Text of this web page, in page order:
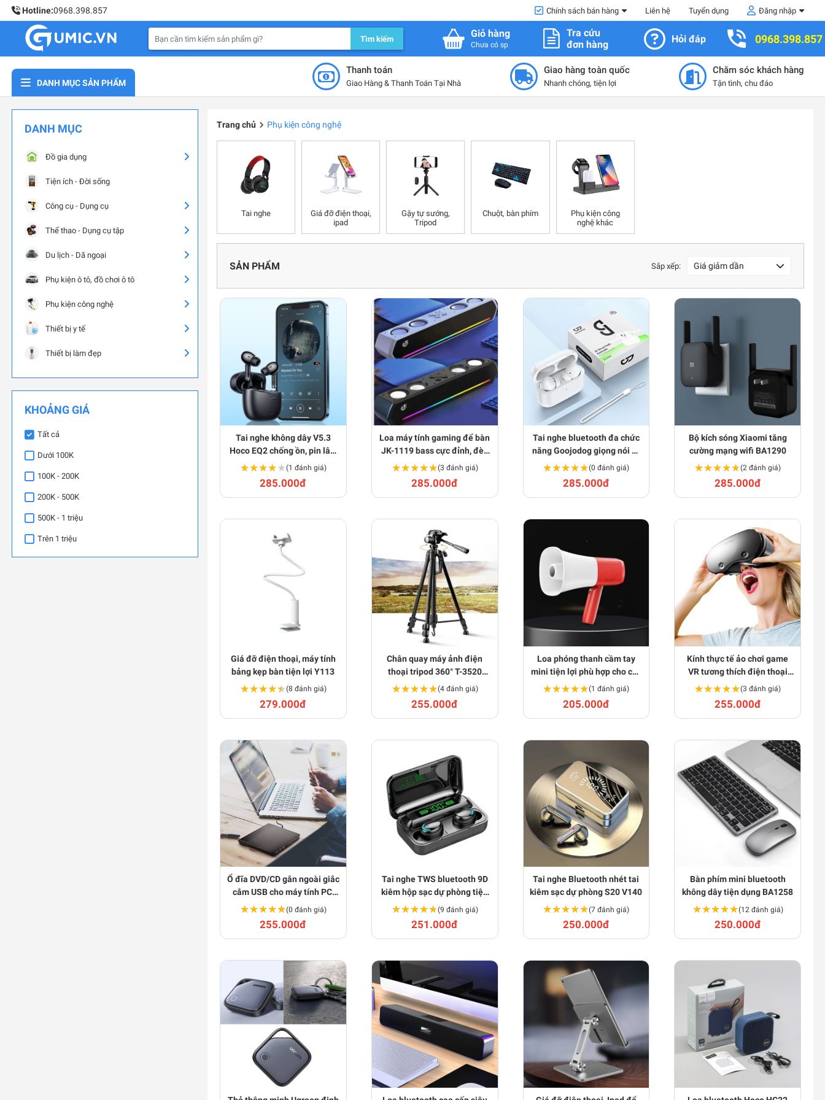
Hotline:0968.398.857 Chính sách bán hàng Liên hệ Tuyển dụng Đăng nhập
Tìm kiếm Giỏ hàng
Chưa có sp
Tra cứu
đơn hàng
Hỏi đáp 0968.398.857
DANH MỤC SẢN PHẨM
Thanh toán
Giao Hàng & Thanh Toán Tại Nhà
Giao hàng toàn quốc
Nhanh chóng, tiện lợi
Chăm sóc khách hàng
Tận tình, chu đáo
DANH MỤC
Đồ gia dụng
Tiện ích - Đời sống
Công cụ - Dụng cụ
Thể thao - Dụng cụ tập
Du lịch - Dã ngoại
Phụ kiện ô tô, đồ chơi ô tô
Phụ kiện công nghệ
Thiết bị y tế
Thiết bị làm đẹp
KHOẢNG GIÁ
Tất cả
Dưới 100K
100K - 200K
200K - 500K
500K - 1 triệu
Trên 1 triệu
Trang chủ Phụ kiện công nghệ
Tai nghe
Giá đỡ điện thoại,
ipad
Gậy tự sướng,
Tripod
Chuột, bàn phím
Phụ kiện công
nghệ khác
SẢN PHẨM Sắp xếp: Giá giảm dần
Tai nghe không dây V5.3
Hoco EQ2 chống ồn, pin lâu,
âm bass mạnh BA1442
★★★★★
★★★★★(1 đánh giá)
285.000đ
Loa máy tính gaming để bàn
JK-1119 bass cực đỉnh, đèn
đổi màu RGB hiện đại
★★★★★
★★★★★(3 đánh giá)
285.000đ
Tai nghe bluetooth đa chức
năng Goojodog giọng nói AI
BA1934
★★★★★
★★★★★(0 đánh giá)
285.000đ
Bộ kích sóng Xiaomi tăng
cường mạng wifi BA1290
★★★★★
★★★★★(2 đánh giá)
285.000đ
Giá đỡ điện thoại, máy tính
bảng kẹp bàn tiện lợi Y113
★★★★★
★★★★★(8 đánh giá)
279.000đ
Chân quay máy ảnh điện
thoại tripod 360° T-3520
thiết kế chắc chắn BA1588
★★★★★
★★★★★(4 đánh giá)
255.000đ
Loa phóng thanh cầm tay
mini tiện lợi phù hợp cho các
hoạt động ngoài trời
★★★★★
★★★★★(1 đánh giá)
205.000đ
Kính thực tế ảo chơi game
VR tương thích điện thoại
thông minh BA1986
★★★★★
★★★★★(3 đánh giá)
255.000đ
Ổ đĩa DVD/CD gắn ngoài giắc
cắm USB cho máy tính PC,
laptop BA1981
★★★★★
★★★★★(0 đánh giá)
255.000đ
Tai nghe TWS bluetooth 9D
kiêm hộp sạc dự phòng tiện
lợi V138
★★★★★
★★★★★(9 đánh giá)
251.000đ
Tai nghe Bluetooth nhét tai
kiêm sạc dự phòng S20 V140
★★★★★
★★★★★(7 đánh giá)
250.000đ
Bàn phím mini bluetooth
không dây tiện dụng BA1258
★★★★★
★★★★★(12 đánh giá)
250.000đ